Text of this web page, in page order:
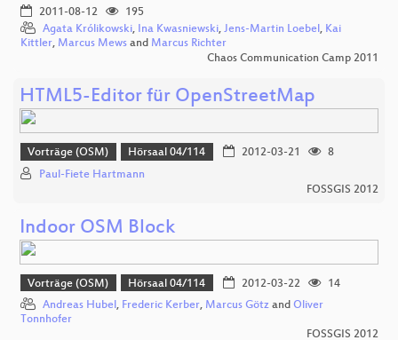
2011-08-12
195
Agata Królikowski, Ina Kwasniewski, Jens-Martin Loebel, Kai
Kittler, Marcus Mews and Marcus Richter
Chaos Communication Camp 2011
HTML5-Editor für OpenStreetMap
Vorträge (OSM) Hörsaal 04/114 2012-03-21
8
Paul-Fiete Hartmann
FOSSGIS 2012
Indoor OSM Block
Vorträge (OSM) Hörsaal 04/114 2012-03-22
14
Andreas Hubel, Frederic Kerber, Marcus Götz and Oliver
Tonnhofer
FOSSGIS 2012